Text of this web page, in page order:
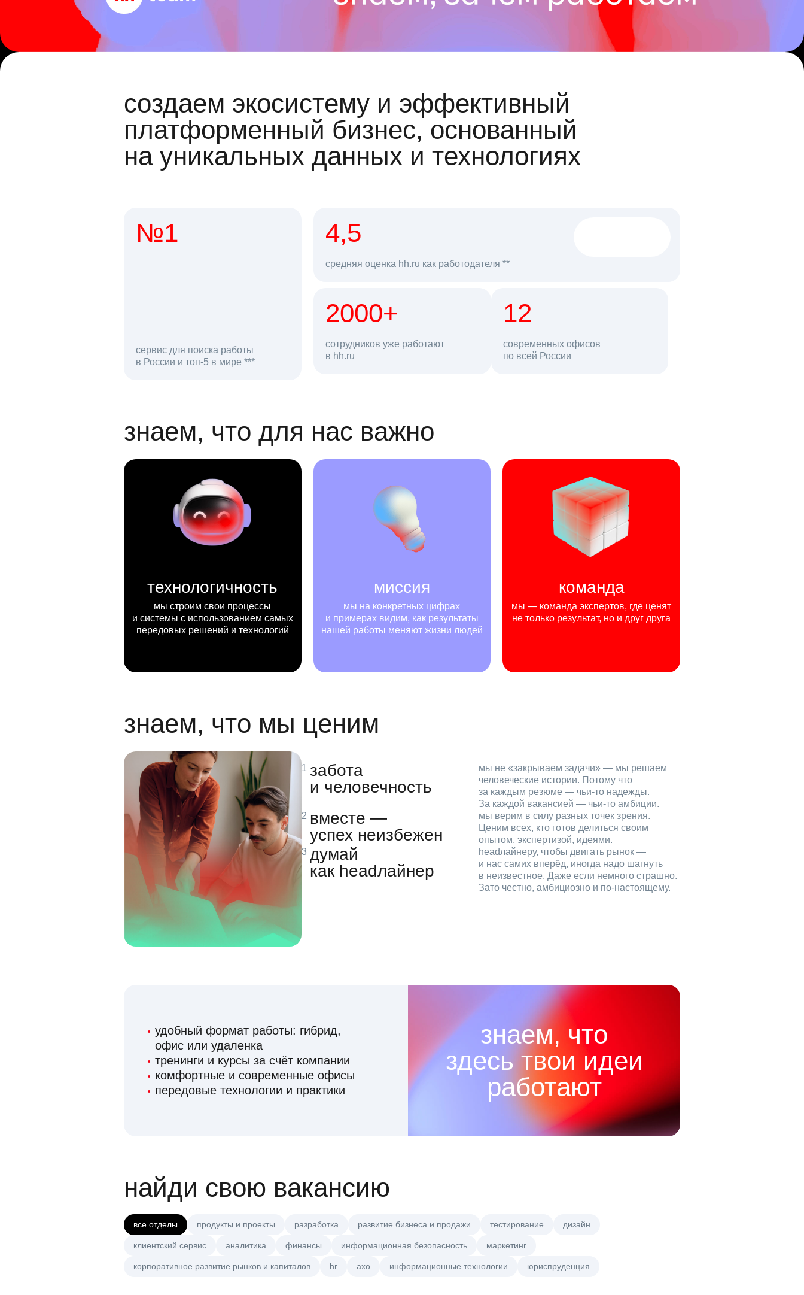
создаем экосистему и эффективный
платформенный бизнес, основанный
на уникальных данных и технологиях
№1
сервис для поиска работы
в России и топ-5 в мире ***
откликов на вакансии
4,5
средняя оценка hh.ru как работодателя **
2000+
сотрудников уже работают
в hh.ru
68 млн 12
современных офисов
по всей Россиипользователей в день
знаем, что для нас важно
технологичность
мы строим свои процессы
и системы с использованием самых
передовых решений и технологий
миссия
мы на конкретных цифрах
и примерах видим, как результаты
нашей работы меняют жизни людей
команда
мы — команда экспертов, где ценят
не только результат, но и друг друга
знаем, что мы ценим
забота
и человечность
мы не «закрываем задачи» — мы решаем
человеческие истории. Потому что
за каждым резюме — чьи‑то надежды.
За каждой вакансией — чьи‑то амбиции.
вместе —
успех неизбежен
мы верим в силу разных точек зрения.
Ценим всех, кто готов делиться своим
опытом, экспертизой, идеями.
думай
как headлайнер
headлайнеру, чтобы двигать рынок —
и нас самих вперёд, иногда надо шагнуть
в неизвестное. Даже если немного страшно.
Зато честно, амбициозно и по‑настоящему.
удобный формат работы: гибрид,
офис или удаленка
тренинги и курсы за счёт компании
комфортные и современные офисы
передовые технологии и практики
знаем, что
здесь твои идеи
работают
найди свою вакансию
все отделы продукты и проекты разработка развитие бизнеса и продажи тестирование дизайн
клиентский сервис аналитика финансы информационная безопасность маркетинг
корпоративное развитие рынков и капиталов hr axo информационные технологии юриспруденция